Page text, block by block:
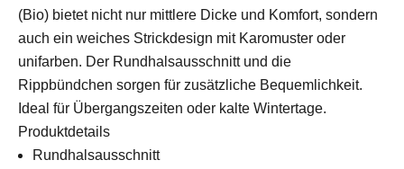
(Bio) bietet nicht nur mittlere Dicke und Komfort, sondern
auch ein weiches Strickdesign mit Karomuster oder
unifarben. Der Rundhalsausschnitt und die
Rippbündchen sorgen für zusätzliche Bequemlichkeit.
Ideal für Übergangszeiten oder kalte Wintertage.
Produktdetails
Rundhalsausschnitt